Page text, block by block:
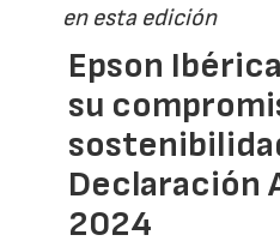
en esta edición
Epson
su
Declaración
2024